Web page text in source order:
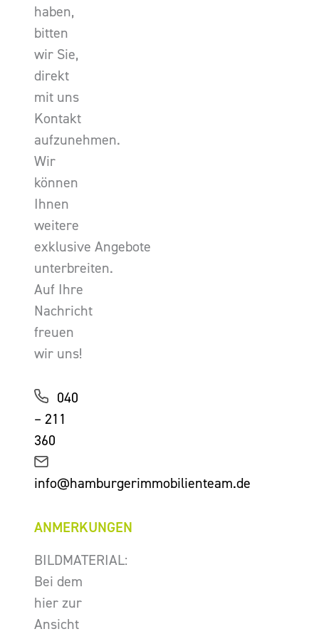
haben,
bitten
wir Sie,
direkt
mit uns
Kontakt
aufzunehmen.
Wir
können
Ihnen
weitere
exklusive Angebote
unterbreiten.
Auf Ihre
Nachricht
freuen
wir uns!
040
– 211
360
info@hamburgerimmobilienteam.de
ANMERKUNGEN
BILDMATERIAL:
Bei dem
hier zur
Ansicht